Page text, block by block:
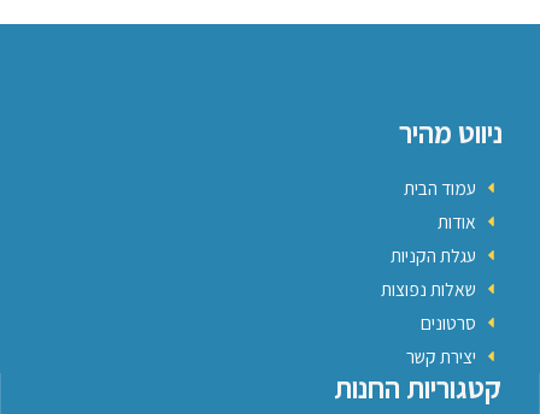
ניווט מהיר
עמוד הבית
אודות
עגלת הקניות
שאלות נפוצות
סרטונים
יצירת קשר
קטגוריות החנות